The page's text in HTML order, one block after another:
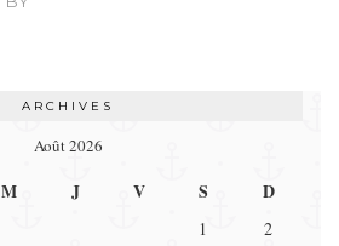
ARCHIVES
Août 2026
M J V S D
1
2